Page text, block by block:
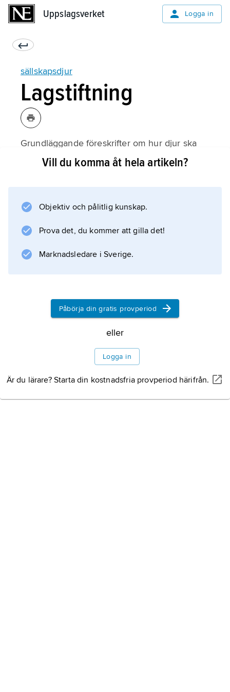
Uppslagsverket Logga in
sällskapsdjur
Lagstiftning
Grundläggande föreskrifter om hur djur ska
hållas och skötas i Sverige ges i
artskyddade får fortfarande importeras till
Sverige. För djur som används för sällskap
bestämmelser för hållande av
Information om artikeln
Vill du komma åt hela artikeln?
Objektiv och pålitlig kunskap.
Prova det, du kommer att gilla det!
Marknadsledare i Sverige.
Påbörja din gratis provperiod
eller
Logga in
Är du lärare? Starta din kostnadsfria provperiod härifrån.